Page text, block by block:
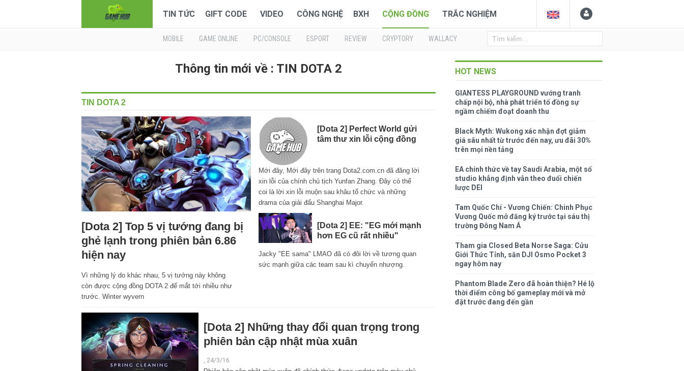
TIN TỨC GIFT CODE VIDEO CÔNG NGHỆ BXH CỘNG ĐỒNG TRẮC NGHIỆM
MOBILE GAME ONLINE PC/CONSOLE ESPORT REVIEW CRYPTORY WALLACY
Thông tin mới về : TIN DOTA 2
TIN DOTA 2
[Dota 2] Top 5 vị tướng đang bị
ghẻ lạnh trong phiên bản 6.86
hiện nay
Vì những lý do khác nhau, 5 vị tướng này không
còn được cộng đồng DOTA 2 để mắt tới nhiều như
trước. Winter wyvern
[Dota 2] Perfect World gửi
tâm thư xin lỗi cộng đồng
Mới đây, Mới đây trên trang Dota2.com.cn đã đăng lời
xin lỗi của chính chủ tịch Yunfan Zhang. Đây có thể
coi là lời xin lỗi muộn sau khâu tổ chức và những
drama của giải đấu Shanghai Major.
[Dota 2] EE: "EG mới mạnh
hơn EG cũ rất nhiều"
Jacky "EE sama" LMAO đã có đôi lời về tương quan
sức mạnh giữa các team sau kì chuyển nhượng.
[Dota 2] Những thay đổi quan trọng trong
phiên bản cập nhật mùa xuân
, 24/3/16
HOT NEWS
GIANTESS PLAYGROUND vướng tranh
chấp nội bộ, nhà phát triển tố đồng sự
ngầm chiếm đoạt doanh thu
Black Myth: Wukong xác nhận đợt giảm
giá sâu nhất từ trước đến nay, ưu đãi 30%
trên mọi nền tảng
EA chính thức về tay Saudi Arabia, một số
studio khẳng định vẫn theo đuổi chiến
lược DEI
Tam Quốc Chí - Vương Chiến: Chinh Phục
Vương Quốc mở đăng ký trước tại sáu thị
trường Đông Nam Á
Tham gia Closed Beta Norse Saga: Cửu
Giới Thức Tỉnh, săn DJI Osmo Pocket 3
ngay hôm nay
Phantom Blade Zero đã hoàn thiện? Hé lộ
thời điểm công bố gameplay mới và mở
đặt trước đang đến gần